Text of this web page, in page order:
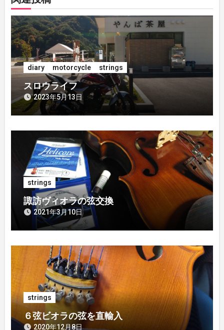
ゲ
ー
シ
ョ
ン
diary motorcycle strings
スロウライフ
2023年5月13日
strings
諏訪ヴィオラの弦交換
2021年3月10日
strings
６弦ビオラの弦を直輸入
2020年12月8日